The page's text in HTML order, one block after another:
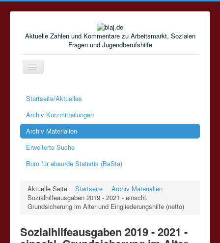
Aktuelle Zahlen und Kommentare zu Arbeitsmarkt, Sozialen
Fragen und Jugendberufshilfe
Navigation
an/aus
Startseite/Aktuelles
Archiv Kurzmitteilungen
Archiv Materialien
Erweiterte Suche
Büro für absurde Statistik (BaSta)
Aktuelle Seite: Startseite
Archiv Materialien
Sozialhilfeausgaben 2019 - 2021 - einschl.
Grundsicherung im Alter und Eingliederungshilfe (netto)
Sozialhilfeausgaben 2019 - 2021 -